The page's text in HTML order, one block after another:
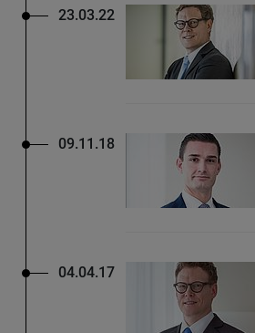
23.03.22
09.11.18
04.04.17